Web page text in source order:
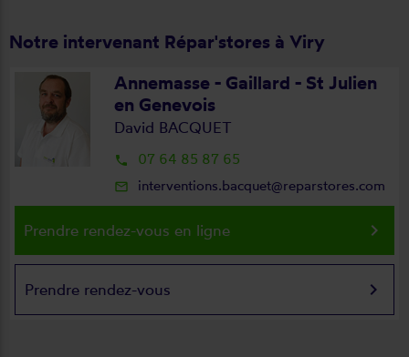
Notre intervenant Répar'stores à Viry
Annemasse - Gaillard - St Julien
en Genevois
David BACQUET
local_phone 07 64 85 87 65
mail_outline interventions.bacquet@reparstores.com
Prendre rendez-vous en ligne keyboard_arrow_right
Prendre rendez-vous keyboard_arrow_right